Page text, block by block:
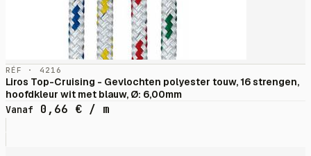
RÉF · 4216
Liros Top-Cruising - Gevlochten polyester touw, 16 strengen,
hoofdkleur wit met blauw, Ø: 6,00mm
Vanaf
0,66 € / m